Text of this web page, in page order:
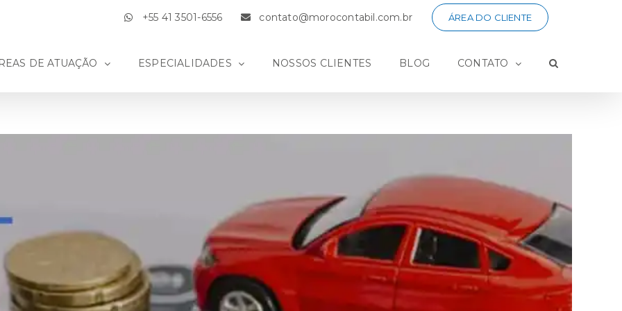
+55 41 3501-6556 contato@morocontabil.com.br ÁREA DO CLIENTE
DE ATUAÇÃO ESPECIALIDADES NOSSOS CLIENTES BLOG CONTATO